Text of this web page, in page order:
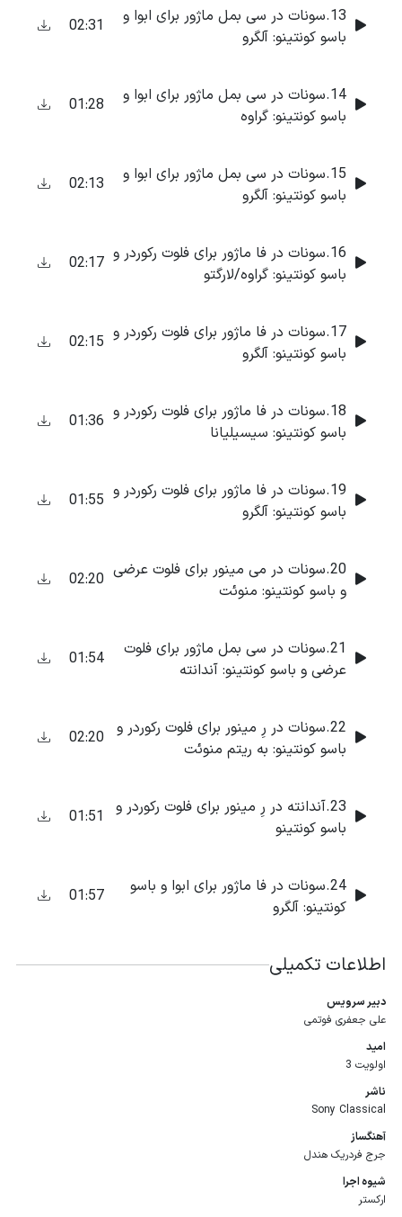
13.سونات در سی بمل ماژور برای ابوا و
باسو کونتینو: آلگرو
02:31
14.سونات در سی بمل ماژور برای ابوا و
باسو کونتینو: گراوه
01:28
15.سونات در سی بمل ماژور برای ابوا و
باسو کونتینو: آلگرو
02:13
16.سونات در فا ماژور برای فلوت رکوردر و
باسو کونتینو: گراوه/لارگتو
02:17
17.سونات در فا ماژور برای فلوت رکوردر و
باسو کونتینو: آلگرو
02:15
18.سونات در فا ماژور برای فلوت رکوردر و
باسو کونتینو: سیسیلیانا
01:36
19.سونات در فا ماژور برای فلوت رکوردر و
باسو کونتینو: آلگرو
01:55
20.سونات در می مینور برای فلوت عرضی
و باسو کونتینو: منوئت
02:20
21.سونات در سی بمل ماژور برای فلوت
عرضی و باسو کونتینو: آندانته
01:54
22.سونات در رِ مینور برای فلوت رکوردر و
باسو کونتینو: به ریتم منوئت
02:20
23.آندانته در رِ مینور برای فلوت رکوردر و
باسو کونتینو
01:51
24.سونات در فا ماژور برای ابوا و باسو
کونتینو: آلگرو
01:57
اطلاعات تکمیلی
دبیر سرویس
علی جعفری فوتمی
امید
اولویت 3
ناشر
Sony Classical
آهنگساز
جرج فردریک هندل
شیوه اجرا
ارکستر